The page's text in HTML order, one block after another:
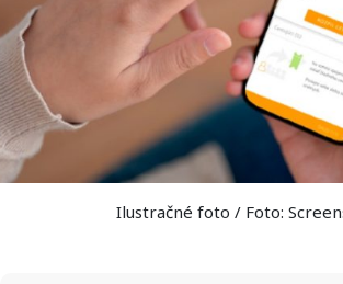
Ilustračné foto / Foto: